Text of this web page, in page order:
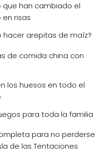
que han cambiado el
risas
hacer arepitas de maíz?
de comida china con
los huesos en todo el
para toda la familia
para no perderse
de las Tentaciones